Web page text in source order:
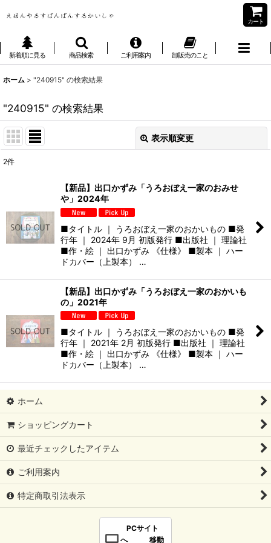
カート
新着順に見る 商品検索 ご利用案内 卸販売のこと
ホーム > "240915" の検索結果
"240915" の検索結果
表示順変更
並び順:
絞り込む
2件
【新品】出口かずみ「うろおぼえ一家のおみせ
や」2024年
■タイトル ｜ うろおぼえ一家のおかいもの ■発
行年 ｜ 2024年 9月 初版発行 ■出版社 ｜ 理論社
■作・絵 ｜ 出口かずみ 《仕様》 ■製本 ｜ ハー
ドカバー（上製本） …
【新品】出口かずみ「うろおぼえ一家のおかいも
の」2021年
■タイトル ｜ うろおぼえ一家のおかいもの ■発
行年 ｜ 2021年 2月 初版発行 ■出版社 ｜ 理論社
■作・絵 ｜ 出口かずみ 《仕様》 ■製本 ｜ ハー
ドカバー（上製本） …
ホーム
ショッピングカート
最近チェックしたアイテム
ご利用案内
特定商取引法表示
PCサイト
へ 移動